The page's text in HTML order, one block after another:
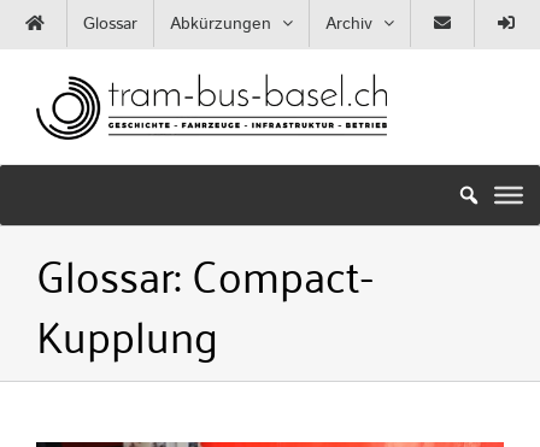
Zum
Inhalt
Glossar Abkürzungen Archiv
Glossar:Compact-
Kupplung